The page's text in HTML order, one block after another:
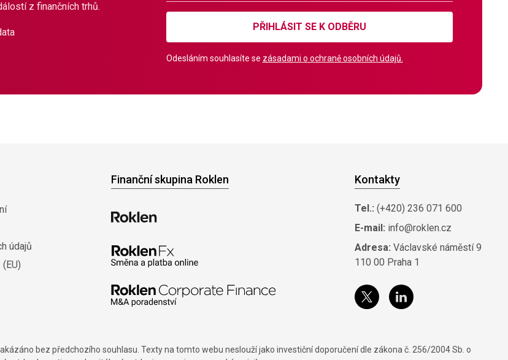
z finančních trhů.
PŘIHLÁSIT SE K ODBĚRU
Odesláním souhlasíte se zásadami o ochraně osobních údajů.
údajů
Finanční skupina Roklen Kontakty
Tel.: (+420) 236 071 600
E-mail: info@roklen.cz
Adresa: Václavské náměstí 9
110 00 Praha 1
bez předchozího souhlasu. Texty na tomto webu neslouží jako investiční doporučení dle zákona č. 256/2004 Sb. o